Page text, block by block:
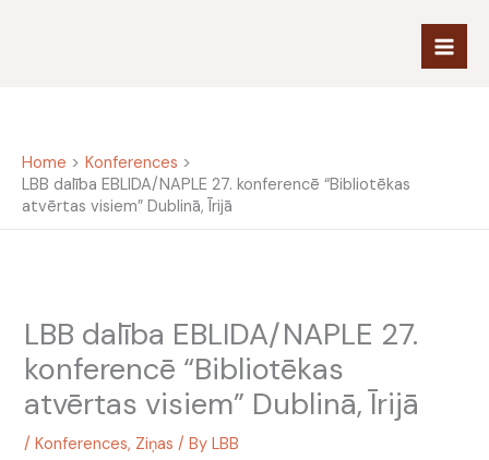
Home
Konferences
LBB dalība EBLIDA/NAPLE 27. konferencē “Bibliotēkas
atvērtas visiem” Dublinā, Īrijā
LBB dalība EBLIDA/NAPLE 27.
konferencē “Bibliotēkas
atvērtas visiem” Dublinā, Īrijā
/Konferences, Ziņas / ByLBB